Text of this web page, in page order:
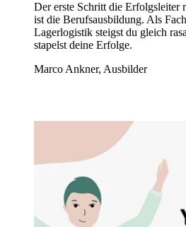
Der erste Schritt die Erfolgsleiter
ist die Berufsausbildung. Als
Lagerlogistik steigst du gleich
stapelst deine Erfolge.
Marco Ankner, Ausbilder